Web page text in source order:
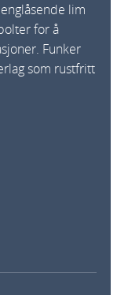
lim
for å
Funker
som rustfritt